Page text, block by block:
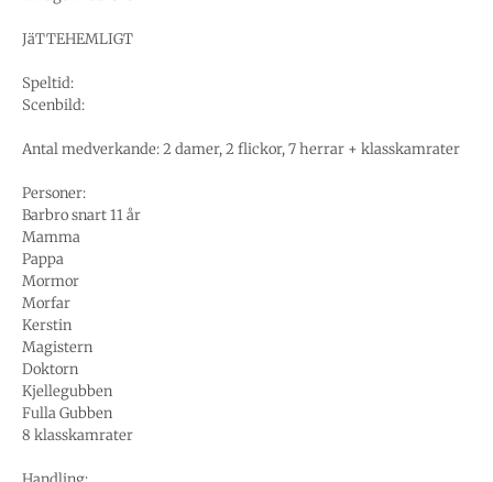
JäTTEHEMLIGT
Speltid:
Scenbild:
Antal medverkande: 2 damer, 2 flickor, 7 herrar + klasskamrater
Personer:
Barbro snart 11 år
Mamma
Pappa
Mormor
Morfar
Kerstin
Magistern
Doktorn
Kjellegubben
Fulla Gubben
8 klasskamrater